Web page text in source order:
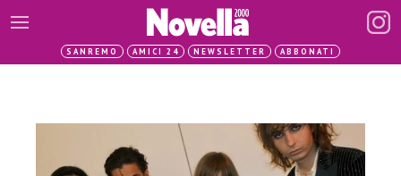
SANREMO AMICI 24 NEWSLETTER ABBONATI